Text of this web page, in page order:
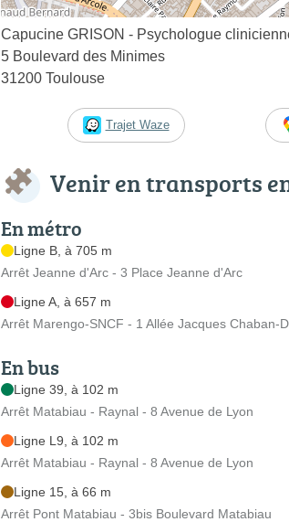
Capucine GRISON - Psychologue
5 Boulevard des Minimes
31200 Toulouse
Trajet Waze
Venir en transports
En métro
Ligne B, à 705 m
Arrêt Jeanne d'Arc - 3 Place Jeanne d'Arc
Ligne A, à 657 m
Arrêt Marengo-SNCF - 1 Allée Jacques Chaban-
En bus
Ligne 39, à 102 m
Arrêt Matabiau - Raynal - 8 Avenue de Lyon
Ligne L9, à 102 m
Arrêt Matabiau - Raynal - 8 Avenue de Lyon
Ligne 15, à 66 m
Arrêt Pont Matabiau - 3bis Boulevard Matabiau